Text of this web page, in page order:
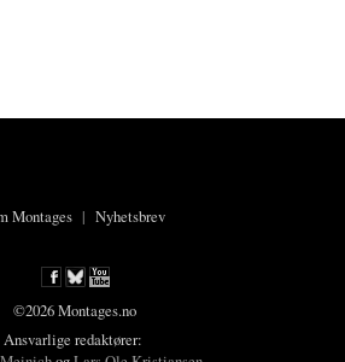
Montages| Nyhetsbrev
©2026 Montages.no
Ansvarlige redaktører: